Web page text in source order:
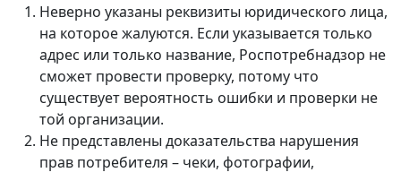
Неверно указаны реквизиты юридического лица,
на которое жалуются. Если указывается только
адрес или только название, Роспотребнадзор не
сможет провести проверку, потому что
существует вероятность ошибки и проверки не
той организации.
Не представлены доказательства нарушения
прав потребителя – чеки, фотографии,